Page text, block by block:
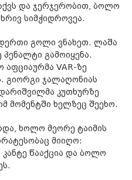
და ჯერჯერობით, ბოლო
სიმჭიდროვეა.
გოლი ვნახეთ. ლაშა
გამოიყენა.
აფციაურმა VAR-ზე
გიორგი ჯალაღონიას
კუთხურზე
მომენტში ხელზეც შეეხო.
ხოლო მეორე ტაიმის
მიიღო:
წააქცია და ბოლო